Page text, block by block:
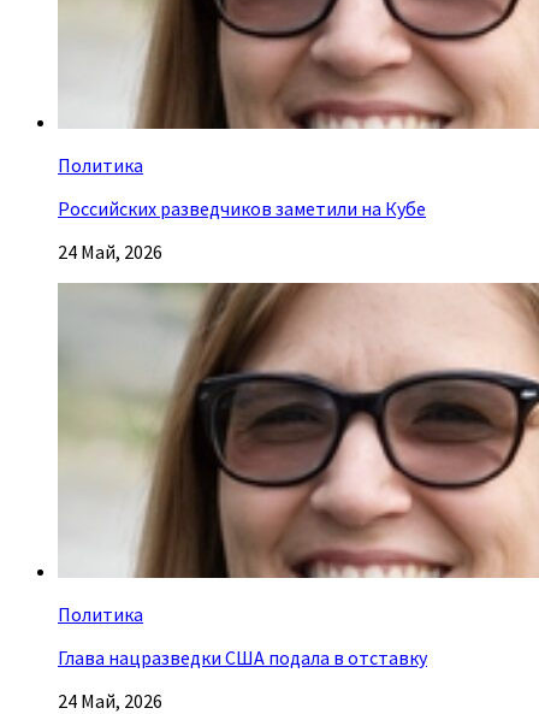
Политика
Российских разведчиков заметили на Кубе
24 Май, 2026
Политика
Глава нацразведки США подала в отставку
24 Май, 2026